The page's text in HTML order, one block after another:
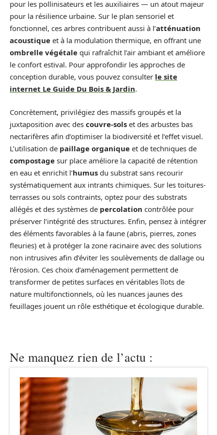
pour les pollinisateurs et les auxiliaires — un atout majeur
pour la résilience urbaine. Sur le plan sensoriel et
fonctionnel, ces arbres contribuent aussi à l’atténuation
acoustique et à la modulation thermique, en offrant une
ombrelle végétale qui rafraîchit l’air ambiant et améliore
le confort estival. Pour approfondir les approches de
conception durable, vous pouvez consulter le site
internet Le Guide Du Bois & Jardin.
Concrètement, privilégiez des massifs groupés et la
juxtaposition avec des couvre-sols et des arbustes bas
nectarifères afin d’optimiser la biodiversité et l’effet visuel.
L’utilisation de paillage organique et de techniques de
compostage sur place améliore la capacité de rétention
en eau et enrichit l’humus du substrat sans recourir
systématiquement aux intrants chimiques. Sur les toitures-
terrasses ou sols contraints, optez pour des substrats
allégés et des systèmes de percolation contrôlée pour
préserver l’intégrité des structures. Enfin, pensez à intégrer
des éléments favorables à la faune (abris, pierres, zones
fleuries) et à protéger la zone racinaire avec des solutions
non intrusives afin d’éviter les soulèvements de dallage ou
l’érosion. Ces choix d’aménagement permettent de
transformer de petites surfaces en véritables îlots de
nature multifonctionnels, où les nuances jaunes des
feuillages jouent un rôle esthétique et écologique durable.
Ne manquez rien de l’actu :